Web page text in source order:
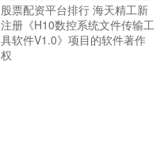
股票配资平台排行 海天精工新
注册《H10数控系统文件传输工
具软件V1.0》项目的软件著作
权